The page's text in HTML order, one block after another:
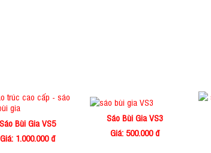
Sáo Bùi Gia VS5
Giá: 1.000.000 đ
Sáo Bùi Gia VS3
Giá: 500.000 đ